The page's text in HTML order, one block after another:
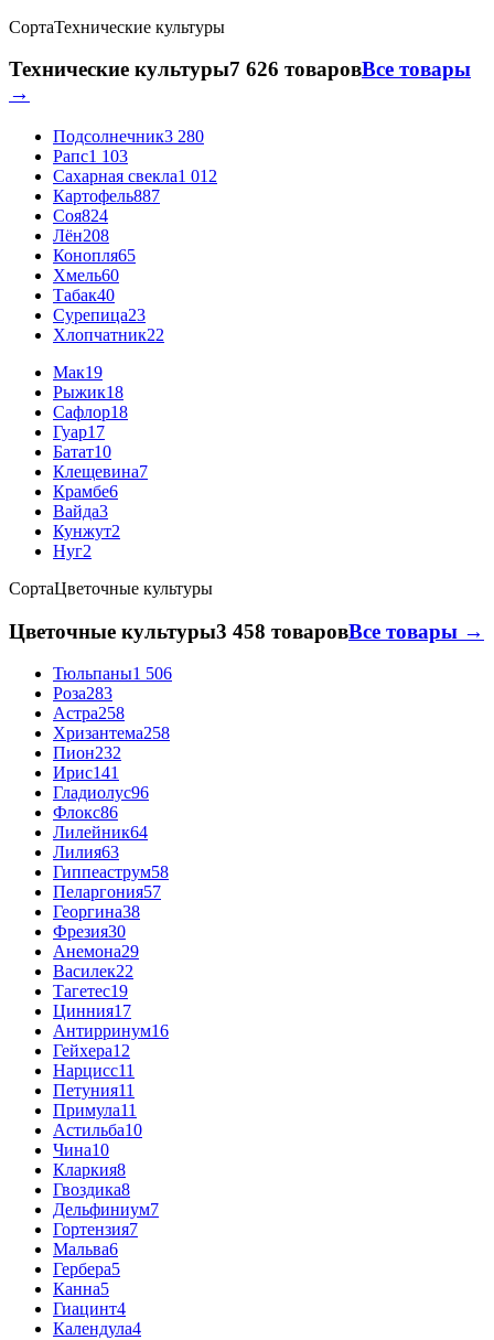
СортаТехнические культуры
Технические культуры7 626 товаровВсе товары
→
Подсолнечник3 280
Рапс1 103
Сахарная свекла1 012
Картофель887
Соя824
Лён208
Конопля65
Хмель60
Табак40
Сурепица23
Хлопчатник22
Мак19
Рыжик18
Сафлор18
Гуар17
Батат10
Клещевина7
Крамбе6
Вайда3
Кунжут2
Нуг2
СортаЦветочные культуры
Цветочные культуры3 458 товаровВсе товары →
Тюльпаны1 506
Роза283
Астра258
Хризантема258
Пион232
Ирис141
Гладиолус96
Флокс86
Лилейник64
Лилия63
Гиппеаструм58
Пеларгония57
Георгина38
Фрезия30
Анемона29
Василек22
Тагетес19
Цинния17
Антирринум16
Гейхера12
Нарцисс11
Петуния11
Примула11
Астильба10
Чина10
Кларкия8
Гвоздика8
Дельфиниум7
Гортензия7
Мальва6
Гербера5
Канна5
Гиацинт4
Календула4